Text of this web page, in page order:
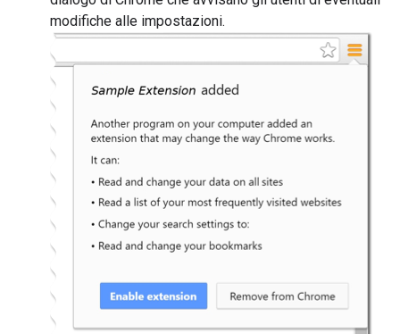
modifiche alle impostazioni.